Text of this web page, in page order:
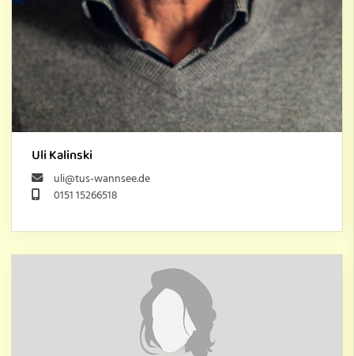
Uli Kalinski
uli@tus-wannsee.de
0151 15266518